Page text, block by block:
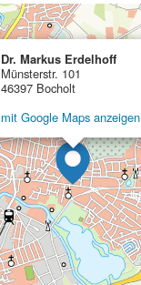
Dr. Markus Erdelhoff
Münsterstr. 101
46397 Bocholt
mit Google Maps anzeigen